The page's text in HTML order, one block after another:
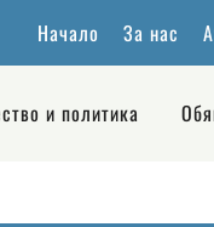
Начало За нас
и политика